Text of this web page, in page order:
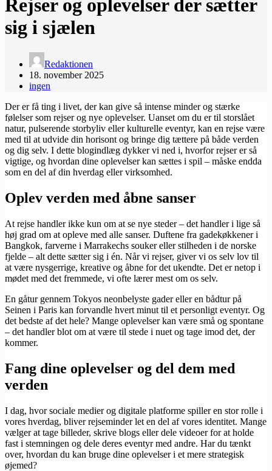
Rejser og oplevelser der sætter
sig i sjælen
Redaktionen
18. november 2025
ingen
Der er få ting i livet, der kan give så intense minder og stærke
følelser som rejser og nye oplevelser. Uanset om du er til storslået
natur, pulserende storbyliv eller kulturelle eventyr, kan en rejse være
med til at udvide din horisont og bringe dig tættere på både verden
og dig selv. I dette blogindlæg dykker vi ned i, hvorfor rejser er så
vigtige, og hvordan dine oplevelser kan sættes i spil – måske endda
som en del af din hverdag eller virksomhed.
Oplev verden med åbne sanser
At rejse handler ikke kun om at se nye steder – det handler i lige så
høj grad om at opleve med alle sanser. Duftene fra gadekøkkener i
Bangkok, farverne i Marrakechs souker eller stilheden i de norske
fjelde – alt dette sætter sig i én. Når vi rejser, giver vi os selv lov til
at være nysgerrige, kreative og åbne for det ukendte. Det er netop i
mødet med det fremmede, vi ofte lærer mest om os selv.
En gåtur gennem Tokyos neonbelyste gader eller en bådtur på
Seinen i Paris kan forvandle hvert minut til et personligt eventyr. Og
det bedste af det hele? Mange oplevelser kan være små og spontane
– det handler blot om at være til stede i nuet og tage imod det, der
kommer.
Fang dine oplevelser og del dem med
verden
I dag, hvor sociale medier og digitale platforme spiller en stor rolle i
vores hverdag, bliver rejseminder let en del af vores identitet. Mange
vælger at tage billeder, skrive blogs eller dele videoer for at holde
fast i stemningen og dele deres eventyr med andre. Har du tænkt
over, hvordan du kan bruge dine oplevelser i et mere strategisk
øjemed?